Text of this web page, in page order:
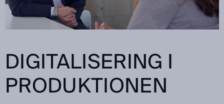
DIGITALISERING I
PRODUKTIONEN